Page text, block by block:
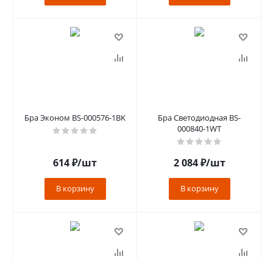
Бра Эконом BS-000576-1BK
614₽/шт
В корзину
Бра Светодиодная BS-
000840-1WT
2 084₽/шт
В корзину